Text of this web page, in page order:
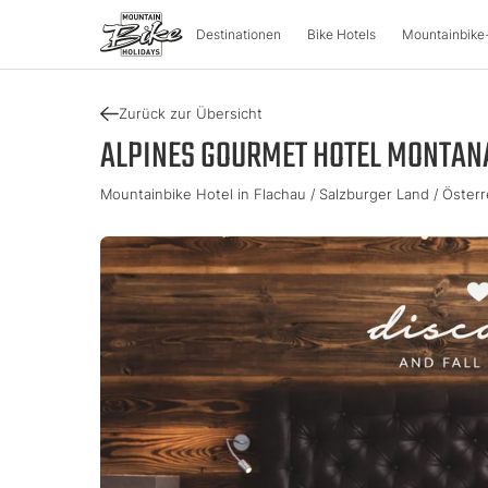
Destinationen
DESTINATIONEN
Österreich
Kärnten
Oberösterreich
Salzburger Land
Steiermark
Vorarlberg
Italien
Südtirol
Trentino
Approved Bike Area
Bike Hotels
Bike-
Tour & Trail
Enduro &
e-
Katalog
Urlaub
Zurück zur Übersicht
ALPINES GOURMET HOTEL
Mountainbike Hotel in Flachau / Salzburger Land /